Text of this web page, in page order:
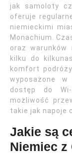
jak samoloty
oferuje
niemieckimi
Monachium.
oraz warunków
kilku do
komfort
wyposażone
dostęp do
możliwość
takie jak napoje
Jakie są
Niemiec z